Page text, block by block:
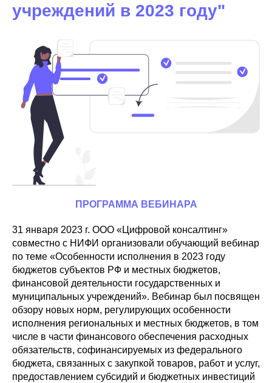
учреждений в 2023 году"
ПРОГРАММА ВЕБИНАРА
31 января 2023 г. ООО «Цифровой консалтинг»
совместно с НИФИ организовали обучающий вебинар
по теме «Особенности исполнения в 2023 году
бюджетов субъектов РФ и местных бюджетов,
финансовой деятельности государственных и
муниципальных учреждений». Вебинар был посвящен
обзору новых норм, регулирующих особенности
исполнения региональных и местных бюджетов, в том
числе в части финансового обеспечения расходных
обязательств, софинансируемых из федерального
бюджета, связанных с закупкой товаров, работ и услуг,
предоставлением субсидий и бюджетных инвестиций